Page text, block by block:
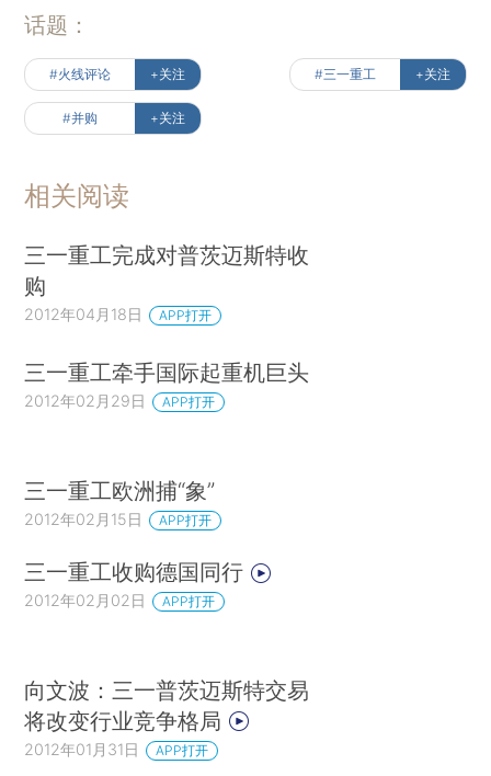
话题：
#火线评论 +关注 #三一重工 +关注
#并购 +关注
相关阅读
三一重工完成对普茨迈斯特收
购
2012年04月18日 APP打开
三一重工牵手国际起重机巨头
2012年02月29日 APP打开
三一重工欧洲捕“象”
2012年02月15日 APP打开
三一重工收购德国同行
2012年02月02日 APP打开
向文波：三一普茨迈斯特交易
将改变行业竞争格局
2012年01月31日 APP打开